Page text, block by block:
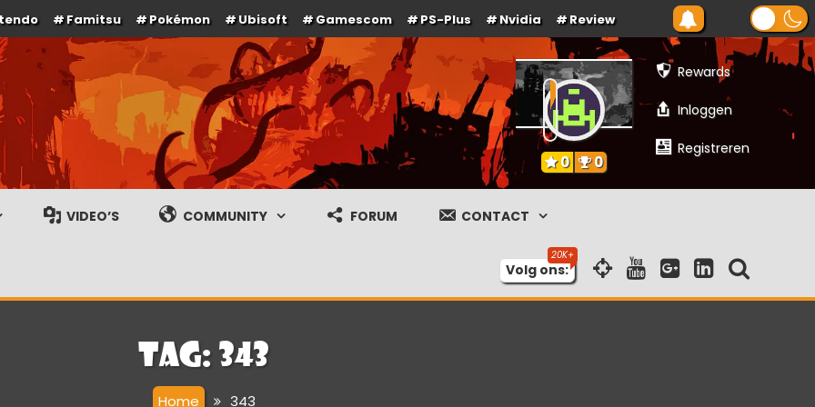
Famitsu Pokémon Ubisoft Gamescom PS-Plus Nvidia Review
gameplay streams
Rewards
Inloggen
Registreren
0 0
VIDEO’S COMMUNITY FORUM CONTACT
Volg ons:
Tag: 343
Home 343